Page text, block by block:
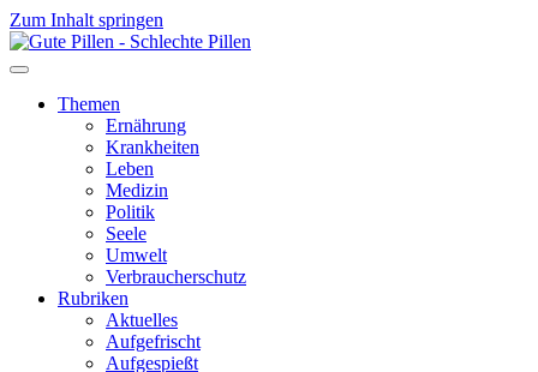
Zum Inhalt springen
Themen
Ernährung
Krankheiten
Leben
Medizin
Politik
Seele
Umwelt
Verbraucherschutz
Rubriken
Aktuelles
Aufgefrischt
Aufgespießt